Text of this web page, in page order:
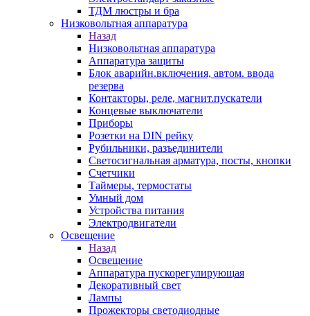
ТДМ люстры и бра
Низковольтная аппаратура
Назад
Низковольтная аппаратура
Аппаратура защиты
Блок аварийн.включения, автом. ввода
резерва
Контакторы, реле, магнит.пускатели
Концевые выключатели
Приборы
Розетки на DIN рейку
Рубильники, разъединители
Светосигнальная арматура, посты, кнопки
Счетчики
Таймеры, термостаты
Умный дом
Устройства питания
Электродвигатели
Освещение
Назад
Освещение
Аппаратура пускорегулирующая
Декоративный свет
Лампы
Прожекторы светодиодные